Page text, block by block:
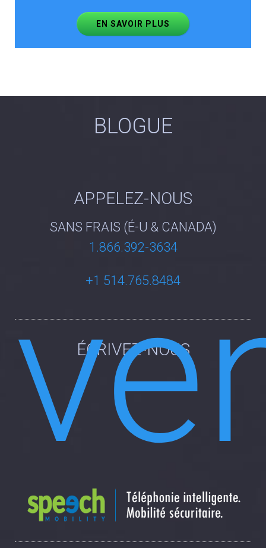
EN SAVOIR PLUS
BLOGUE
APPELEZ-NOUS
SANS FRAIS (É-U & CANADA)
1.866.392-3634
+1 514.765.8484
ÉCRIVEZ-NOUS